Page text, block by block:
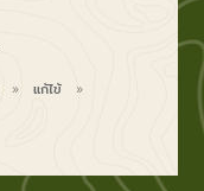
9 แก้ไข้ 9